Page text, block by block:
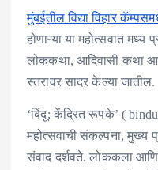
मुंबईतील विद्या विहार
होणाऱ्या या महोत्सवात
लोककथा, आदिवासी कथा
स्तरावर सादर केल्या जातील.
‘बिंदू: केंद्रित रूपके’ (
महोत्सवाची संकल्पना, मुख्य
संवाद दर्शवते. लोककला